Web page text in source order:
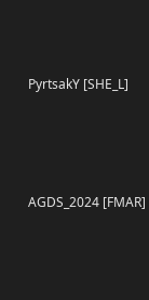
PyrtsakY [SHE_L]
AGDS_2024 [FMAR]